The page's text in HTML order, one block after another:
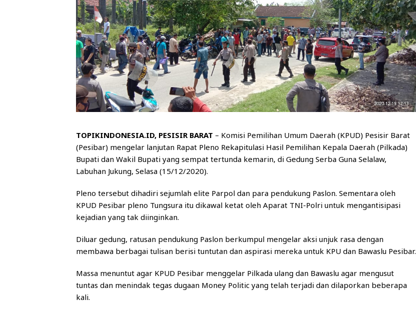
TOPIKINDONESIA.ID, PESISIR BARAT – Komisi Pemilihan Umum Daerah (KPUD) Pesisir Barat
(Pesibar) mengelar lanjutan Rapat Pleno Rekapitulasi Hasil Pemilihan Kepala Daerah (Pilkada)
Bupati dan Wakil Bupati yang sempat tertunda kemarin, di Gedung Serba Guna Selalaw,
Labuhan Jukung, Selasa (15/12/2020).
Pleno tersebut dihadiri sejumlah elite Parpol dan para pendukung Paslon. Sementara oleh
KPUD Pesibar pleno Tungsura itu dikawal ketat oleh Aparat TNI-Polri untuk mengantisipasi
kejadian yang tak diinginkan.
Diluar gedung, ratusan pendukung Paslon berkumpul mengelar aksi unjuk rasa dengan
membawa berbagai tulisan berisi tuntutan dan aspirasi mereka untuk KPU dan Bawaslu Pesibar.
Massa menuntut agar KPUD Pesibar menggelar Pilkada ulang dan Bawaslu agar mengusut
tuntas dan menindak tegas dugaan Money Politic yang telah terjadi dan dilaporkan beberapa
kali.